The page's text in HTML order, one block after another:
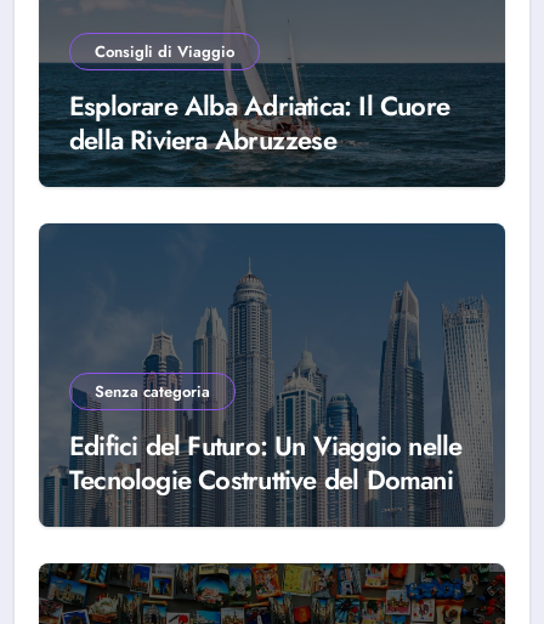
Consigli di Viaggio
Esplorare Alba Adriatica: Il Cuore
della Riviera Abruzzese
Senza categoria
Edifici del Futuro: Un Viaggio nelle
Tecnologie Costruttive del Domani